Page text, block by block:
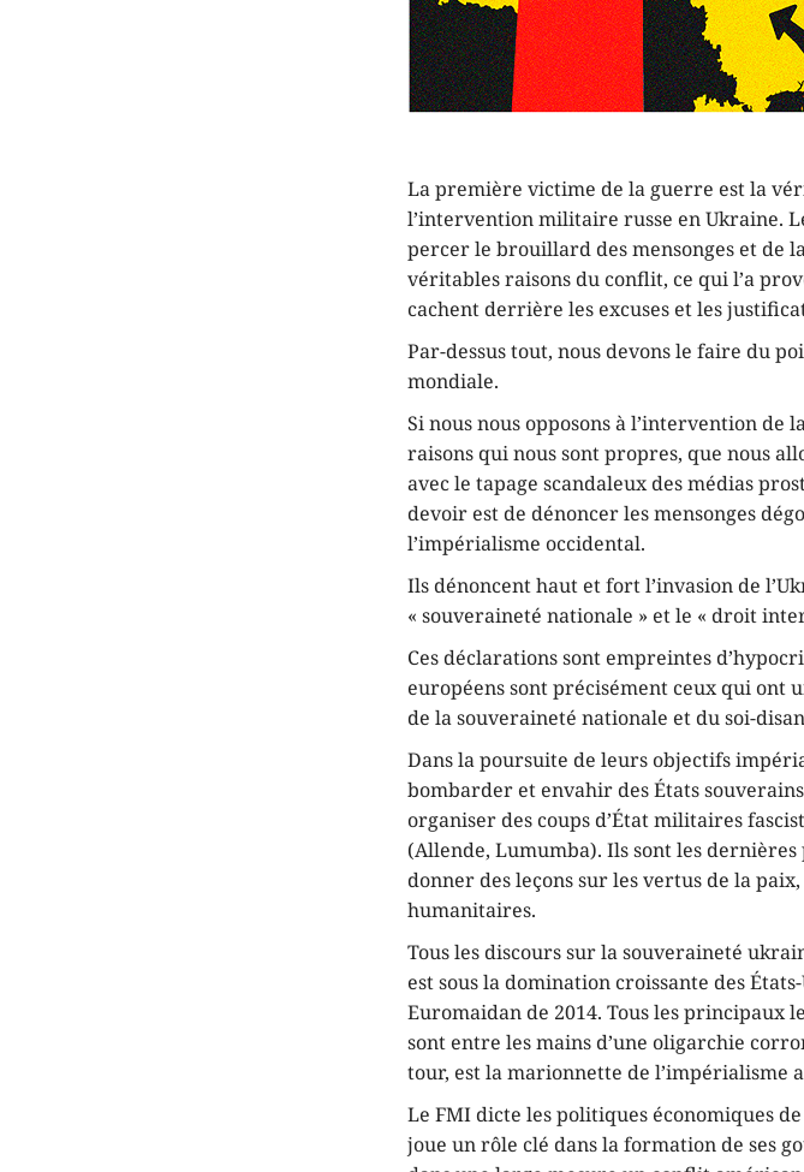
La première victime de la guerre est la
l’intervention militaire russe en Ukraine.
percer le brouillard des mensonges et de
véritables raisons du conflit, ce qui l’a
cachent derrière les excuses et les
Par-dessus tout, nous devons le faire du
mondiale.
Si nous nous opposons à l’intervention de
raisons qui nous sont propres, que nous
avec le tapage scandaleux des médias
devoir est de dénoncer les mensonges
l’impérialisme occidental.
Ils dénoncent haut et fort l’invasion de
« souveraineté nationale » et le « droit
Ces déclarations sont empreintes
européens sont précisément ceux qui ont
de la souveraineté nationale et du soi-
Dans la poursuite de leurs objectifs
bombarder et envahir des États
organiser des coups d’État militaires
(Allende, Lumumba). Ils sont les
donner des leçons sur les vertus de la
humanitaires.
Tous les discours sur la souveraineté
est sous la domination croissante des
Euromaidan de 2014. Tous les
sont entre les mains d’une oligarchie
tour, est la marionnette de l’impérialisme
Le FMI dicte les politiques économiques
joue un rôle clé dans la formation de ses